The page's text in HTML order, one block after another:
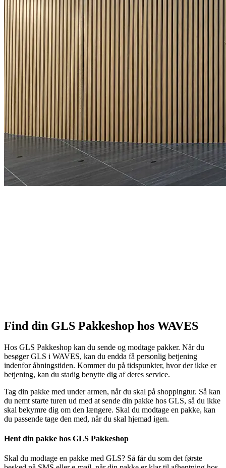
Find din GLS Pakkeshop hos WAVES
Hos GLS Pakkeshop kan du sende og modtage pakker. Når du
besøger GLS i WAVES, kan du endda få personlig betjening
indenfor åbningstiden. Kommer du på tidspunkter, hvor der ikke er
betjening, kan du stadig benytte dig af deres service.
Tag din pakke med under armen, når du skal på shoppingtur. Så kan
du nemt starte turen ud med at sende din pakke hos GLS, så du ikke
skal bekymre dig om den længere. Skal du modtage en pakke, kan
du passende tage den med, når du skal hjemad igen.
Hent din pakke hos GLS Pakkeshop
Skal du modtage en pakke med GLS? Så får du som det første